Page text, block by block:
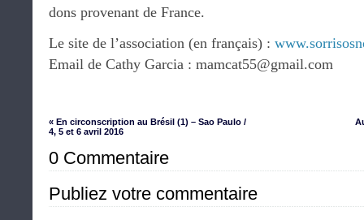
dons provenant de France.
Le site de l’association (en français) :
Email de Cathy Garcia : mamcat55@gmail.com
« En circonscription au Brésil (1) – Sao Paulo /
4, 5 et 6 avril 2016
0 Commentaire
Publiez votre commentaire